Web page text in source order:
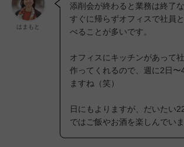
はまもと
添削会が終わると業務は終了な
すぐに帰らずオフィスで社員
べることが多いです。
オフィスにキッチンがあって
作ってくれるので、週に2日〜
ますね（笑）
日にもよりますが、だいたい
ではご飯やお酒を楽しんでいま